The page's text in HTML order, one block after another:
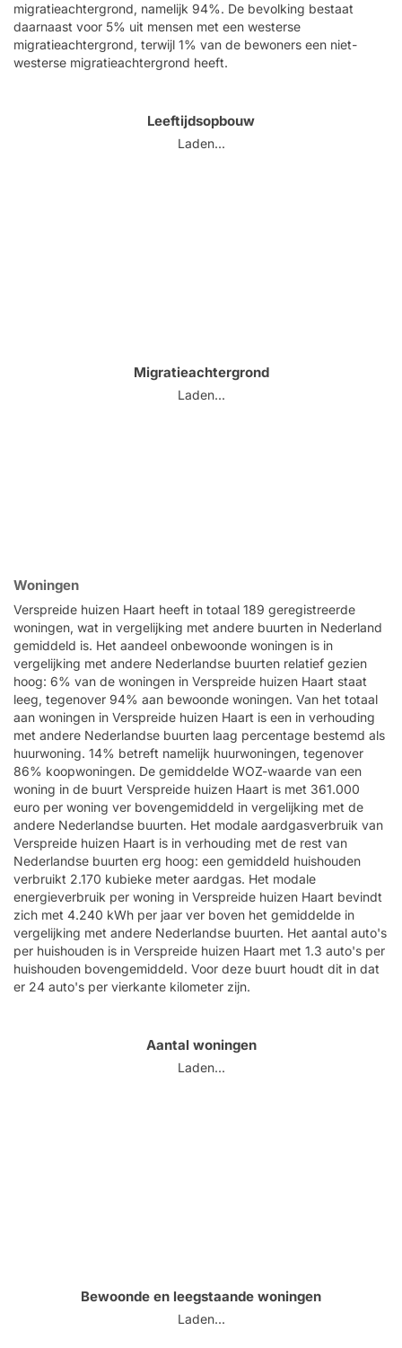
migratieachtergrond, namelijk 94%. De bevolking bestaat
daarnaast voor 5% uit mensen met een westerse
migratieachtergrond, terwijl 1% van de bewoners een niet-
westerse migratieachtergrond heeft.
Leeftijdsopbouw
Laden...
Migratieachtergrond
Laden...
Woningen
Verspreide huizen Haart heeft in totaal 189 geregistreerde
woningen, wat in vergelijking met andere buurten in Nederland
gemiddeld is. Het aandeel onbewoonde woningen is in
vergelijking met andere Nederlandse buurten relatief gezien
hoog: 6% van de woningen in Verspreide huizen Haart staat
leeg, tegenover 94% aan bewoonde woningen. Van het totaal
aan woningen in Verspreide huizen Haart is een in verhouding
met andere Nederlandse buurten laag percentage bestemd als
huurwoning. 14% betreft namelijk huurwoningen, tegenover
86% koopwoningen. De gemiddelde WOZ-waarde van een
woning in de buurt Verspreide huizen Haart is met 361.000
euro per woning ver bovengemiddeld in vergelijking met de
andere Nederlandse buurten. Het modale aardgasverbruik van
Verspreide huizen Haart is in verhouding met de rest van
Nederlandse buurten erg hoog: een gemiddeld huishouden
verbruikt 2.170 kubieke meter aardgas. Het modale
energieverbruik per woning in Verspreide huizen Haart bevindt
zich met 4.240 kWh per jaar ver boven het gemiddelde in
vergelijking met andere Nederlandse buurten. Het aantal auto's
per huishouden is in Verspreide huizen Haart met 1.3 auto's per
huishouden bovengemiddeld. Voor deze buurt houdt dit in dat
er 24 auto's per vierkante kilometer zijn.
Aantal woningen
Laden...
Bewoonde en leegstaande woningen
Laden...